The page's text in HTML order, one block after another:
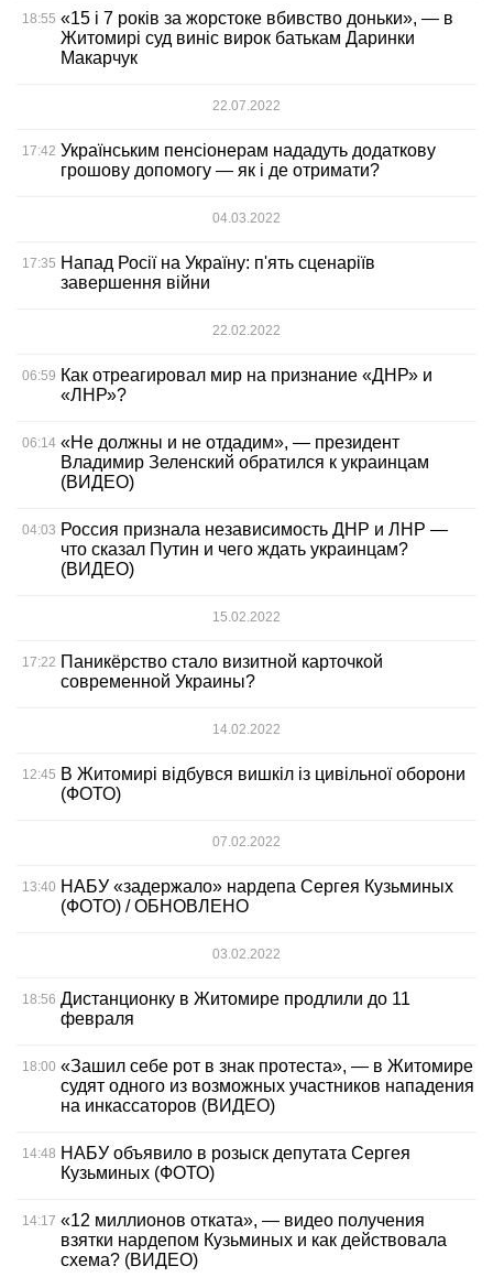
18:55 «15 і 7 років за жорстоке вбивство доньки», — в
Житомирі суд виніс вирок батькам Даринки
Макарчук
22.07.2022
17:42 Українським пенсіонерам нададуть додаткову
грошову допомогу — як і де отримати?
04.03.2022
17:35 Напад Росії на Україну: п'ять сценаріїв
завершення війни
22.02.2022
06:59 Как отреагировал мир на признание «ДНР» и
«ЛНР»?
06:14 «Не должны и не отдадим», — президент
Владимир Зеленский обратился к украинцам
(ВИДЕО)
04:03 Россия признала независимость ДНР и ЛНР —
что сказал Путин и чего ждать украинцам?
(ВИДЕО)
15.02.2022
17:22 Паникёрство стало визитной карточкой
современной Украины?
14.02.2022
12:45 В Житомирі відбувся вишкіл із цивільної оборони
(ФОТО)
07.02.2022
13:40 НАБУ «задержало» нардепа Сергея Кузьминых
(ФОТО) / ОБНОВЛЕНО
03.02.2022
18:56 Дистанционку в Житомире продлили до 11
февраля
18:00 «Зашил себе рот в знак протеста», — в Житомире
судят одного из возможных участников нападения
на инкассаторов (ВИДЕО)
14:48 НАБУ объявило в розыск депутата Сергея
Кузьминых (ФОТО)
14:17 «12 миллионов отката», — видео получения
взятки нардепом Кузьминых и как действовала
схема? (ВИДЕО)